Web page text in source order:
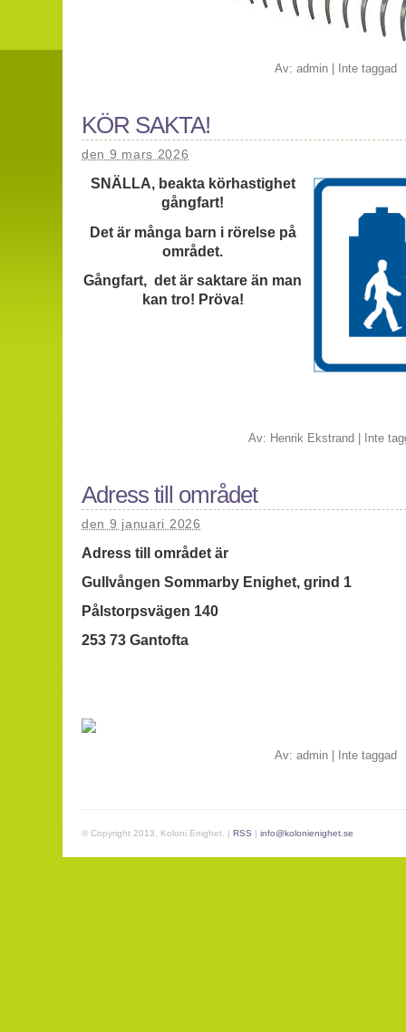
Av: admin| Inte taggad
KÖR SAKTA!
den 9 mars 2026
SNÄLLA, beakta körhastighet
gångfart!
Det är många barn i rörelse på
området.
Gångfart, det är saktare än man
kan tro! Pröva!
Av: Henrik Ekstrand|Inte
Adress till området
den 9 januari 2026
Adress till området är
Gullvången Sommarby Enighet, grind 1
Pålstorpsvägen 140
253 73 Gantofta
Av: admin| Inte taggad
© Copyright 2013, Koloni Enighet. | RSS | info@kolonienighet.se